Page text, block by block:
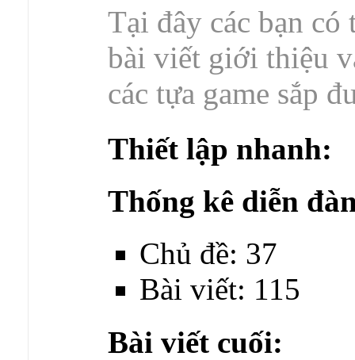
Tại đây các bạn
bài viết giới thiệu
các tựa game sắp
Thiết lập nhanh:
Thống kê diễn
Chủ đề: 37
Bài viết: 115
Bài viết cuối: